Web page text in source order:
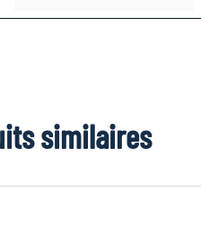
similaires